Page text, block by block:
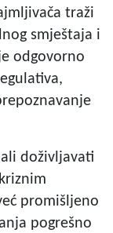
traži
smještaja i
odgovorno
doživljavati
promišljeno
pogrešno